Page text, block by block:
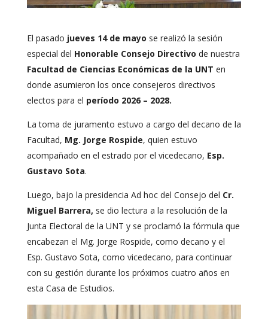
El pasado jueves 14 de mayo se realizó la sesión
especial del Honorable Consejo Directivo de nuestra
Facultad de Ciencias Económicas de la UNT en
donde asumieron los once consejeros directivos
electos para el período 2026 – 2028.
La toma de juramento estuvo a cargo del decano de la
Facultad, Mg. Jorge Rospide, quien estuvo
acompañado en el estrado por el vicedecano, Esp.
Gustavo Sota.
Luego, bajo la presidencia Ad hoc del Consejo del Cr.
Miguel Barrera, se dio lectura a la resolución de la
Junta Electoral de la UNT y se proclamó la fórmula que
encabezan el Mg. Jorge Rospide, como decano y el
Esp. Gustavo Sota, como vicedecano, para continuar
con su gestión durante los próximos cuatro años en
esta Casa de Estudios.